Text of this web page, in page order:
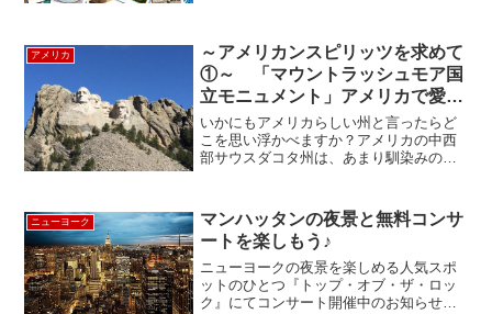
HARDROCK CAFÉに行ってきました（・
∀・）感想、、...
アメリカ
～アメリカンスピリッツを求めて
①～ 「マウントラッシュモア国
立モニュメント」アメリカで愛さ
れた4人の大統領たち
いかにもアメリカらしい州と言ったらど
こを思い浮かべますか？アメリカの中西
部サウスダコタ州は、あまり馴染みの少
スピリッツにあふれたアメリカらしい州
のひとつと言えます。サウ...
ニューヨーク
マンハッタンの夜景と無料コンサ
ートを楽しもう♪
ニューヨークの夜景を楽しめる人気スポ
ットのひとつ『トップ・オブ・ザ・ロッ
ク』にてコンサート開催中のお知らせで